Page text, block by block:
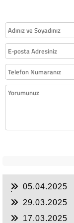
05.04.2025
29.03.2025
17.03.2025